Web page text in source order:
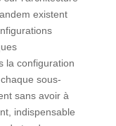
existent
la configuration
sous-
sans avoir à
indispensable